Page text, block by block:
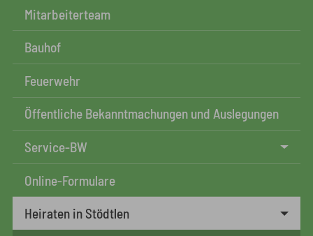
Mitarbeiterteam
Bauhof
Feuerwehr
Öffentliche Bekanntmachungen und Auslegungen
Service-BW
Online-Formulare
Heiraten in Stödtlen